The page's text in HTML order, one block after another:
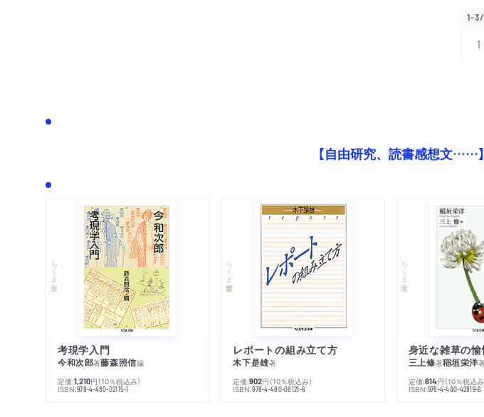
1-
1
【自由研究、読書感想文……
ちくま文庫
考現学入門
今和次郎著藤森照信編
定価:1,210円 （10％税込み）
ISBN:978-4-480-02115-1
ちくま学芸文庫
レポートの組み立て方
木下是雄著
定価:902円 （10％税込み）
ISBN:978-4-480-08121-6
ちくま文庫
身近な雑草の
三上修著稲垣栄洋
定価:814円 （10％税込み
ISBN:978-4-480-42819-6